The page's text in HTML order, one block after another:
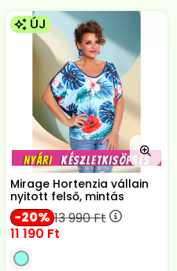
ÚJ
Mirage Hortenzia vállain
nyitott felső, mintás
20 13 990Ft
11 190 Ft